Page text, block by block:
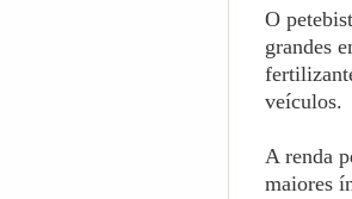
O
grandes
veículos.
A renda
maiores